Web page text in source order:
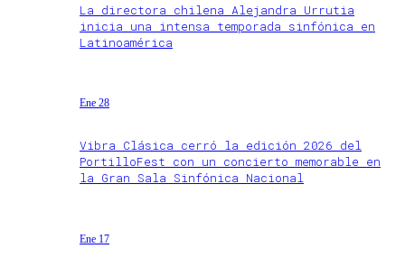
La directora chilena Alejandra Urrutia
inicia una intensa temporada sinfónica en
Latinoamérica
Ene 28
Vibra Clásica cerró la edición 2026 del
PortilloFest con un concierto memorable en
la Gran Sala Sinfónica Nacional
Ene 17